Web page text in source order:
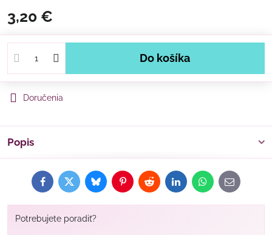
3,20 €
Do košíka
Doručenia
Popis
FacebookTwitterBlueskyPinterestRedditLinkedInWhatsApp
E-
mail
Potrebujete poradiť?